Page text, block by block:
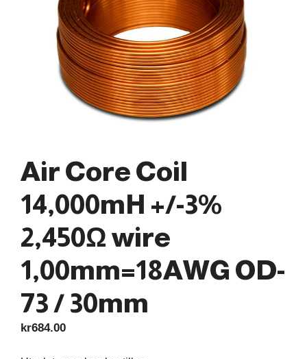
Air Core Coil
14,000mH +/-3%
2,450Ω wire
1,00mm=18AWG OD-
73 / 30mm
kr684.00